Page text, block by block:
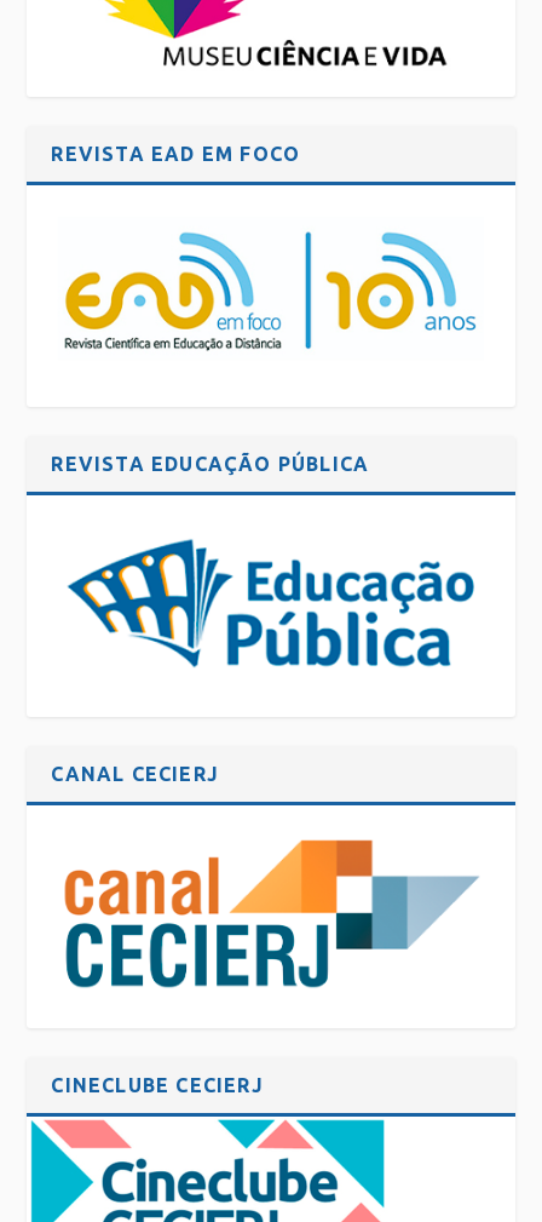
REVISTA EAD EM FOCO
REVISTA EDUCAÇÃO PÚBLICA
CANAL CECIERJ
CINECLUBE CECIERJ